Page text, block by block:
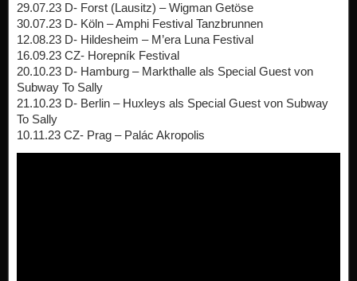
29.07.23 D- Forst (Lausitz) – Wigman Getöse
30.07.23 D- Köln – Amphi Festival Tanzbrunnen
12.08.23 D- Hildesheim – M’era Luna Festival
16.09.23 CZ- Horepník Festival
20.10.23 D- Hamburg – Markthalle als Special Guest von
Subway To Sally
21.10.23 D- Berlin – Huxleys als Special Guest von Subway
To Sally
10.11.23 CZ- Prag – Palác Akropolis